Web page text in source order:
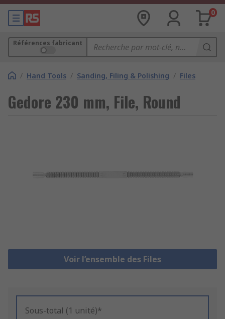
0
Références fabricant
/ Hand Tools / Sanding, Filing & Polishing / Files
Gedore 230 mm, File, Round
Voir l’ensemble des Files
Sous-total (1 unité)*